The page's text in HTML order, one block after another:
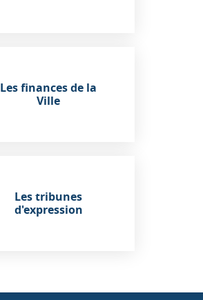
Les finances de la
Ville
Les tribunes
d'expression